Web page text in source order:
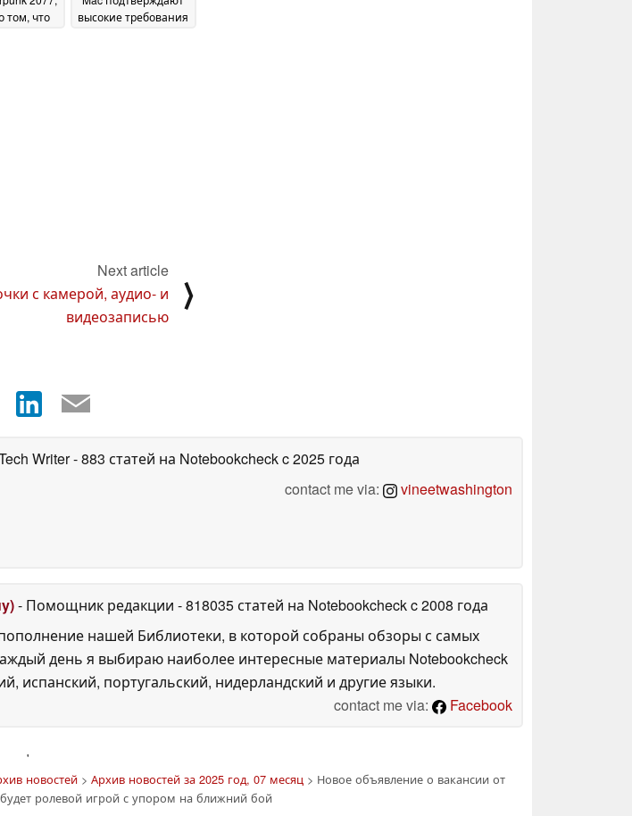
том, что
высокие требования
Next article
с камерой, аудио- и
видеозаписью
⟩
Writer- 883 статей на Notebookcheckc 2025 года
contact me via:
vineetwashington
- Помощник редакции - 818035 статей на Notebookcheckc 2008 года
нашей Библиотеки, в которой собраны обзоры с самых
день я выбираю наиболее интересные материалы Notebookcheck
испанский, португальский, нидерландский и другие языки.
contact me via:
Facebook
'
новостей> Архив новостей за 2025 год, 07 месяц > Новое объявление о вакансии от
ролевой игрой с упором на ближний бой